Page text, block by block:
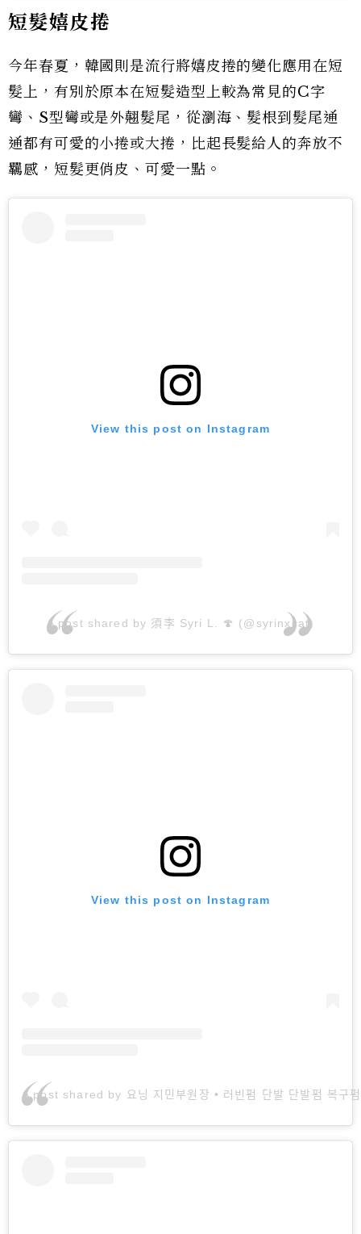
短髮嬉皮捲
今年春夏，韓國則是流行將嬉皮捲的變化應用在短
髮上，有別於原本在短髮造型上較為常見的C字
彎、S型彎或是外翹髮尾，從瀏海、髮根到髮尾通
通都有可愛的小捲或大捲，比起長髮給人的奔放不
羈感，短髮更俏皮、可愛一點。
View this post on Instagram
A post shared by 須李 Syri L. 🍄 (@syrinxcat)
View this post on Instagram
A post shared by 요닝 지민부원장 • 러빈펌 단발 단발펌 복구